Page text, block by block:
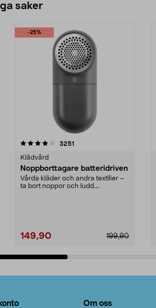
saker
-25%
3251
Klädvård
Noppborttagare batteridriven
Vårda kläder och andra textilier –
ta bort noppor och ludd.
199,90
149,90
4.5av 5 stjärnor
Om oss